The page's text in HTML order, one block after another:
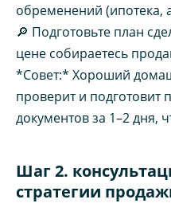
обременений (ипотека,
🔎 Подготовьте план
цене собираетесь
*Совет:* Хороший
проверит и подготовит
документов за 1–2 дня,
Шаг 2.
стратегии